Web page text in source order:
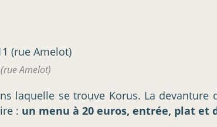
Amelot)
laquelle se trouve Korus. La devanture
: un menu à 20 euros, entrée, plat et